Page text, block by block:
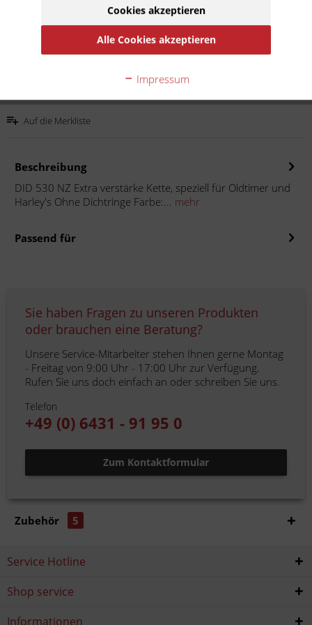
inkl. MwSt.zzgl. Versandkosten
Lieferzeit 10 Werktage
In den
Auf die Merkliste
Beschreibung
DID 530 NZ Extra verstärke Kette, speziell für Oldtimer und
Harley's Ohne Dichtringe Farbe:... mehr
Passend für
Sie haben Fragen zu unseren Produkten
oder brauchen eine Beratung?
Unsere Service-Mitarbeiter stehen Ihnen gerne Montag
- Freitag von 9:00 Uhr - 17:00 Uhr zur Verfügung.
Rufen Sie uns doch einfach an oder schreiben Sie uns.
Telefon
+49 (0) 6431 - 91 95 0
Zum Kontaktformular
Zubehör 5
Service Hotline
Shop service
Informationen
Cookies akzeptieren
Alle Cookies akzeptieren
Impressum